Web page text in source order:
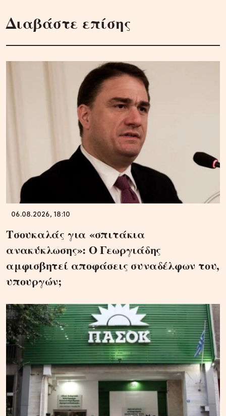
Διαβάστε επίσης
06.08.2026, 18:10
Τσουκαλάς για «σπιτάκια
ανακύκλωσης»: Ο Γεωργιάδης
αμφισβητεί αποφάσεις συναδέλφων του,
υπουργών;